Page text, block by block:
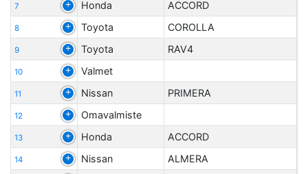
7 Honda ACCORD
8 Toyota COROLLA
9 Toyota RAV4
10 Valmet
11 Nissan PRIMERA
12 Omavalmiste
13 Honda ACCORD
14 Nissan ALMERA